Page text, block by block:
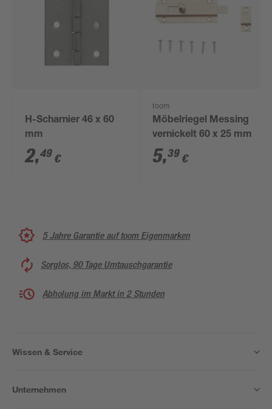
H-Scharnier 46 x 60
mm
2,49 €
toom
Möbelriegel Messing
vernickelt 60 x 25 mm
5,39 €
5 Jahre Garantie auf toom Eigenmarken
Sorglos, 90 Tage Umtauschgarantie
Abholung im Markt in 2 Stunden
Wissen & Service
Unternehmen